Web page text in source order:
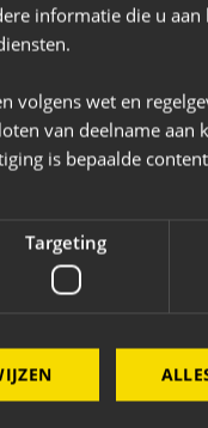
informatie die u
volgens wet en
van deelname aan
is bepaalde
Targeting